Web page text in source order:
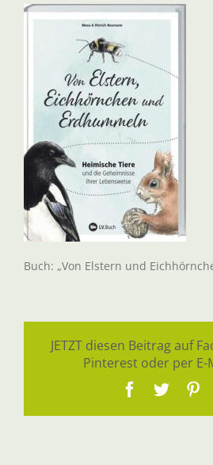
Buch: „Von Elstern und
JETZT diesen Beitrag auf
Pinterest oder per E-
Facebook
Twitter